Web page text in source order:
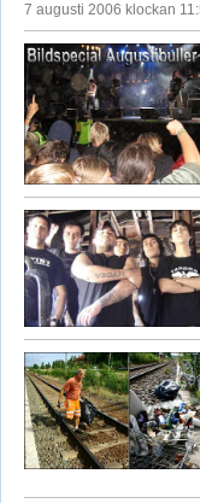
7 augusti 2006 klockan